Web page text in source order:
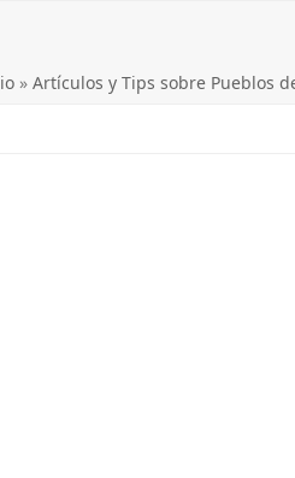
» Artículos y Tips sobre Pueblos